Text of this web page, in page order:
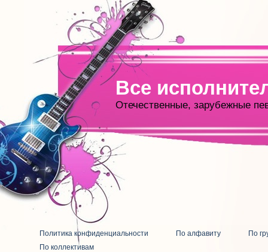
Все
Отечественные, зарубежные
Политика конфиденциальности По алфавиту
По
По коллективам